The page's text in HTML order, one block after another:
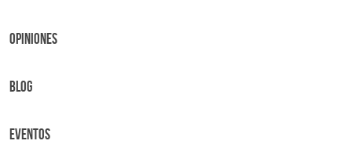
OPINIONES
BLOG
Eventos